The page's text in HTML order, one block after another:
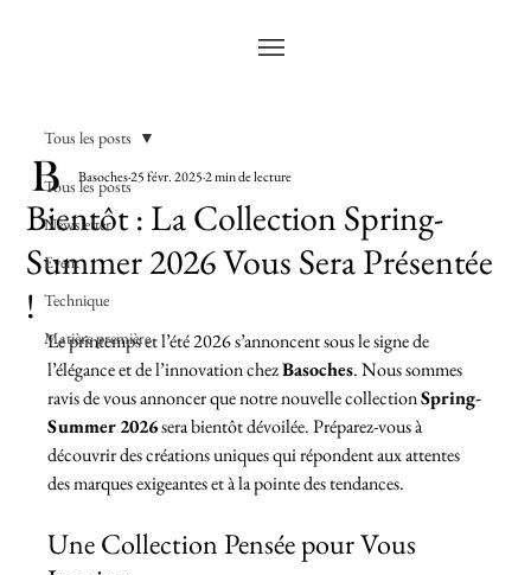
Tous les posts
Newsletter
Event
Technique
Matière première
Tous les posts
Bientôt : La Collection Spring-
Summer 2026 Vous Sera Présentée
!
Basoches25 févr. 20252 min de lecture
Le printemps et l’été 2026 s’annoncent sous le signe de
l’élégance et de l’innovation chez Basoches. Nous sommes
ravis de vous annoncer que notre nouvelle collection Spring-
Summer 2026 sera bientôt dévoilée. Préparez-vous à
découvrir des créations uniques qui répondent aux attentes
des marques exigeantes et à la pointe des tendances.
Une Collection Pensée pour Vous